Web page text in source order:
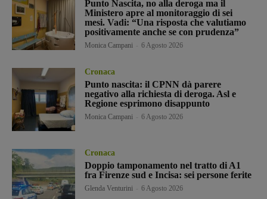
Punto Nascita, no alla deroga ma il
Ministero apre al monitoraggio di sei
mesi. Vadi: “Una risposta che valutiamo
positivamente anche se con prudenza”
Monica Campani 6 Agosto 2026
Cronaca
Punto nascita: il CPNN dà parere
negativo alla richiesta di deroga. Asl e
Regione esprimono disappunto
Monica Campani 6 Agosto 2026
Cronaca
Doppio tamponamento nel tratto di A1
fra Firenze sud e Incisa: sei persone ferite
Glenda Venturini 6 Agosto 2026